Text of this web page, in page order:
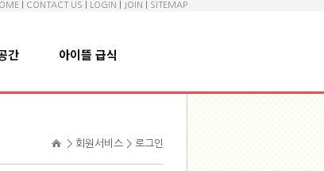
CONTACT US LOGIN JOIN SITEMAP
간 아이뜰 급식
> 회원서비스 > 로그인